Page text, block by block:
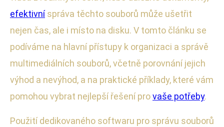
efektivníspráva těchto souborů může ušetřit
nejen čas, ale i místo na disku. V tomto článku se
podíváme na hlavní přístupy k organizaci a správě
multimediálních souborů, včetně porovnání jejich
výhod a nevýhod, a na praktické příklady, které vám
pomohou vybrat nejlepší řešení provaše potřeby.
Použití dedikovaného softwaru pro správu souborů